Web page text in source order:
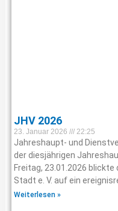
JHV 2026
23. Januar 2026 22:25
Jahreshaupt- und
der diesjährigen
Freitag, 23.01.2026 blickte
Stadt e. V. auf ein
Weiterlesen »